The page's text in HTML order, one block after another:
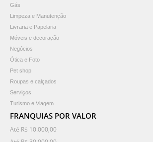
Gás
Limpeza e Manutenção
Livraria e Papelaria
Móveis e decoração
Negócios
Ótica e Foto
Pet shop
Roupas e calçados
Serviços
Turismo e Viagem
FRANQUIAS POR VALOR
Até R$ 10.000,00